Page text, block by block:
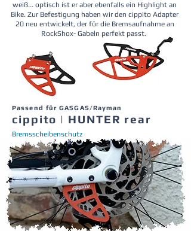
weiß... optisch ist er aber ebenfalls ein Highlight an
Bike. Zur Befestigung haben wir den cippito Adapter
20 neu entwickelt, der für die Bremsaufnahme an
RockShox- Gabeln perfekt passt.
Passend für GASGAS/Rayman
cippito | HUNTER rear
Bremsscheibenschutz